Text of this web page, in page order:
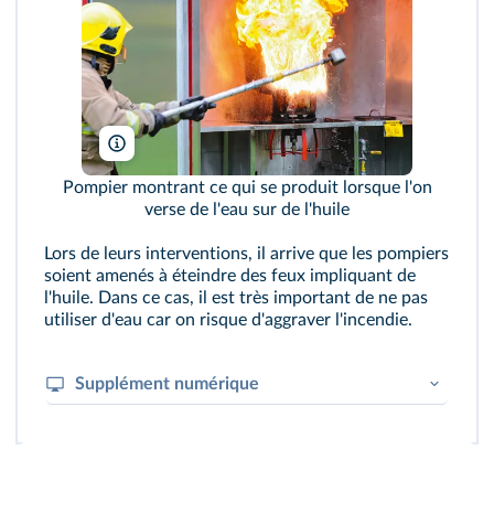
Stephen Barnes/Shutterstock
Pompier montrant ce qui se produit lorsque l'on
verse de l'eau sur de l'huile
Lors de leurs interventions, il arrive que les pompiers
soient amenés à éteindre des feux impliquant de
l'huile. Dans ce cas, il est très important de ne pas
utiliser d'eau car on risque d'aggraver l'incendie.
Supplément numérique